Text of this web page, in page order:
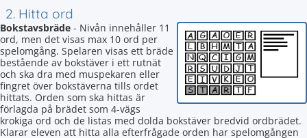
2. Hitta ord
Bokstavsbräde - Nivån innehåller 11
ord, men det visas max 10 ord per
spelomgång. Spelaren visas ett bräde
bestående av bokstäver i ett rutnät
och ska dra med muspekaren eller
fingret över bokstäverna tills ordet
hittats. Orden som ska hittas är
förlagda på brädet som 4-vägs
krokiga ord och de listas med dolda bokstäver bredvid ordbrädet.
Klarar eleven att hitta alla efterfrågade orden har spelomgången